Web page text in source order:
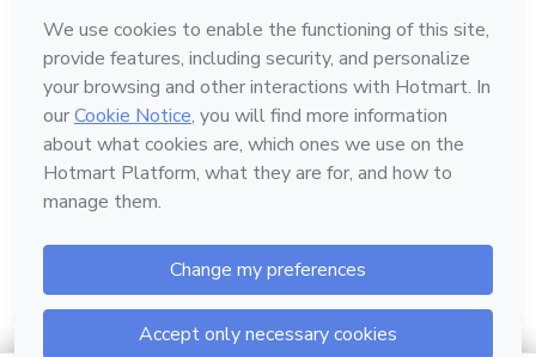
Conheça a Hotmart
Idioma
Português